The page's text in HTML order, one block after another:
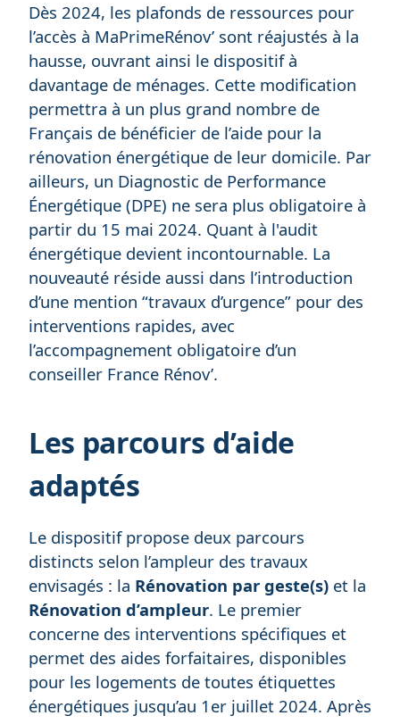
Dès 2024, les plafonds de ressources pour
l’accès à MaPrimeRénov’ sont réajustés à la
hausse, ouvrant ainsi le dispositif à
davantage de ménages. Cette modification
permettra à un plus grand nombre de
Français de bénéficier de l’aide pour la
rénovation énergétique de leur domicile. Par
ailleurs, un Diagnostic de Performance
Énergétique (DPE) ne sera plus obligatoire à
partir du 15 mai 2024. Quant à l'audit
énergétique devient incontournable. La
nouveauté réside aussi dans l’introduction
d’une mention “travaux d’urgence” pour des
interventions rapides, avec
l’accompagnement obligatoire d’un
conseiller France Rénov’.
Les parcours d’aide
adaptés
Le dispositif propose deux parcours
distincts selon l’ampleur des travaux
envisagés : la Rénovation par geste(s) et la
Rénovation d’ampleur. Le premier
concerne des interventions spécifiques et
permet des aides forfaitaires, disponibles
pour les logements de toutes étiquettes
énergétiques jusqu’au 1er juillet 2024. Après